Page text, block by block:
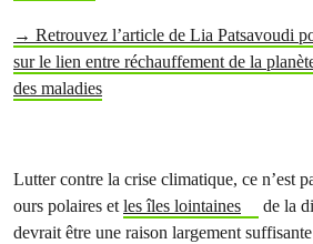
→ Retrouvez l’article de Lia Patsavoudi
sur le lien entre réchauffement de la
des maladies
Lutter contre la crise climatique, ce n’est
ours polaires etles îles lointaines
de la
devrait être une raison largement